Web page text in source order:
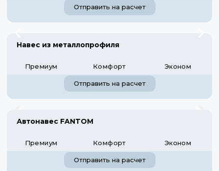
Отправить на расчет
Навес из металлопрофиля
Премиум Комфорт Эконом
Отправить на расчет
Автонавес FANTOM
Премиум Комфорт Эконом
Отправить на расчет